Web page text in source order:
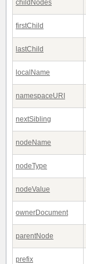
childNodes
firstChild
lastChild
localName
namespaceURI
nextSibling
nodeName
nodeType
nodeValue
ownerDocument
parentNode
prefix